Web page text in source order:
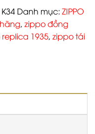
Danh mục: ZIPPO
, zippo đồng
1935, zippo tái